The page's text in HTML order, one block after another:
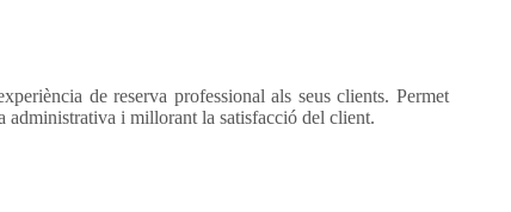
de reserva professional als seus clients. Permet
administrativa i millorant la satisfacció del client.